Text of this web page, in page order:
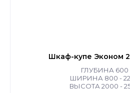
Шкаф-купе Эконом
ГЛУБИНА
ШИРИНА 800 -
ВЫСОТА 2000 -